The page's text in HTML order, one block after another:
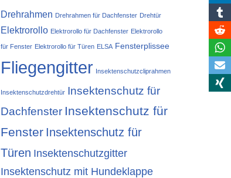
Drehrahmen Drehrahmen für Dachfenster Drehtür
Elektrorollo Elektrorollo für Dachfenster Elektrorollo
für Fenster Elektrorollo für Türen ELSA Fensterplissee
Fliegengitter Insektenschutzcliprahmen
Insektenschutzdrehtür Insektenschutz für
Dachfenster Insektenschutz für
Fenster Insektenschutz für
Türen Insektenschutzgitter
Insektenschutz mit Hundeklappe